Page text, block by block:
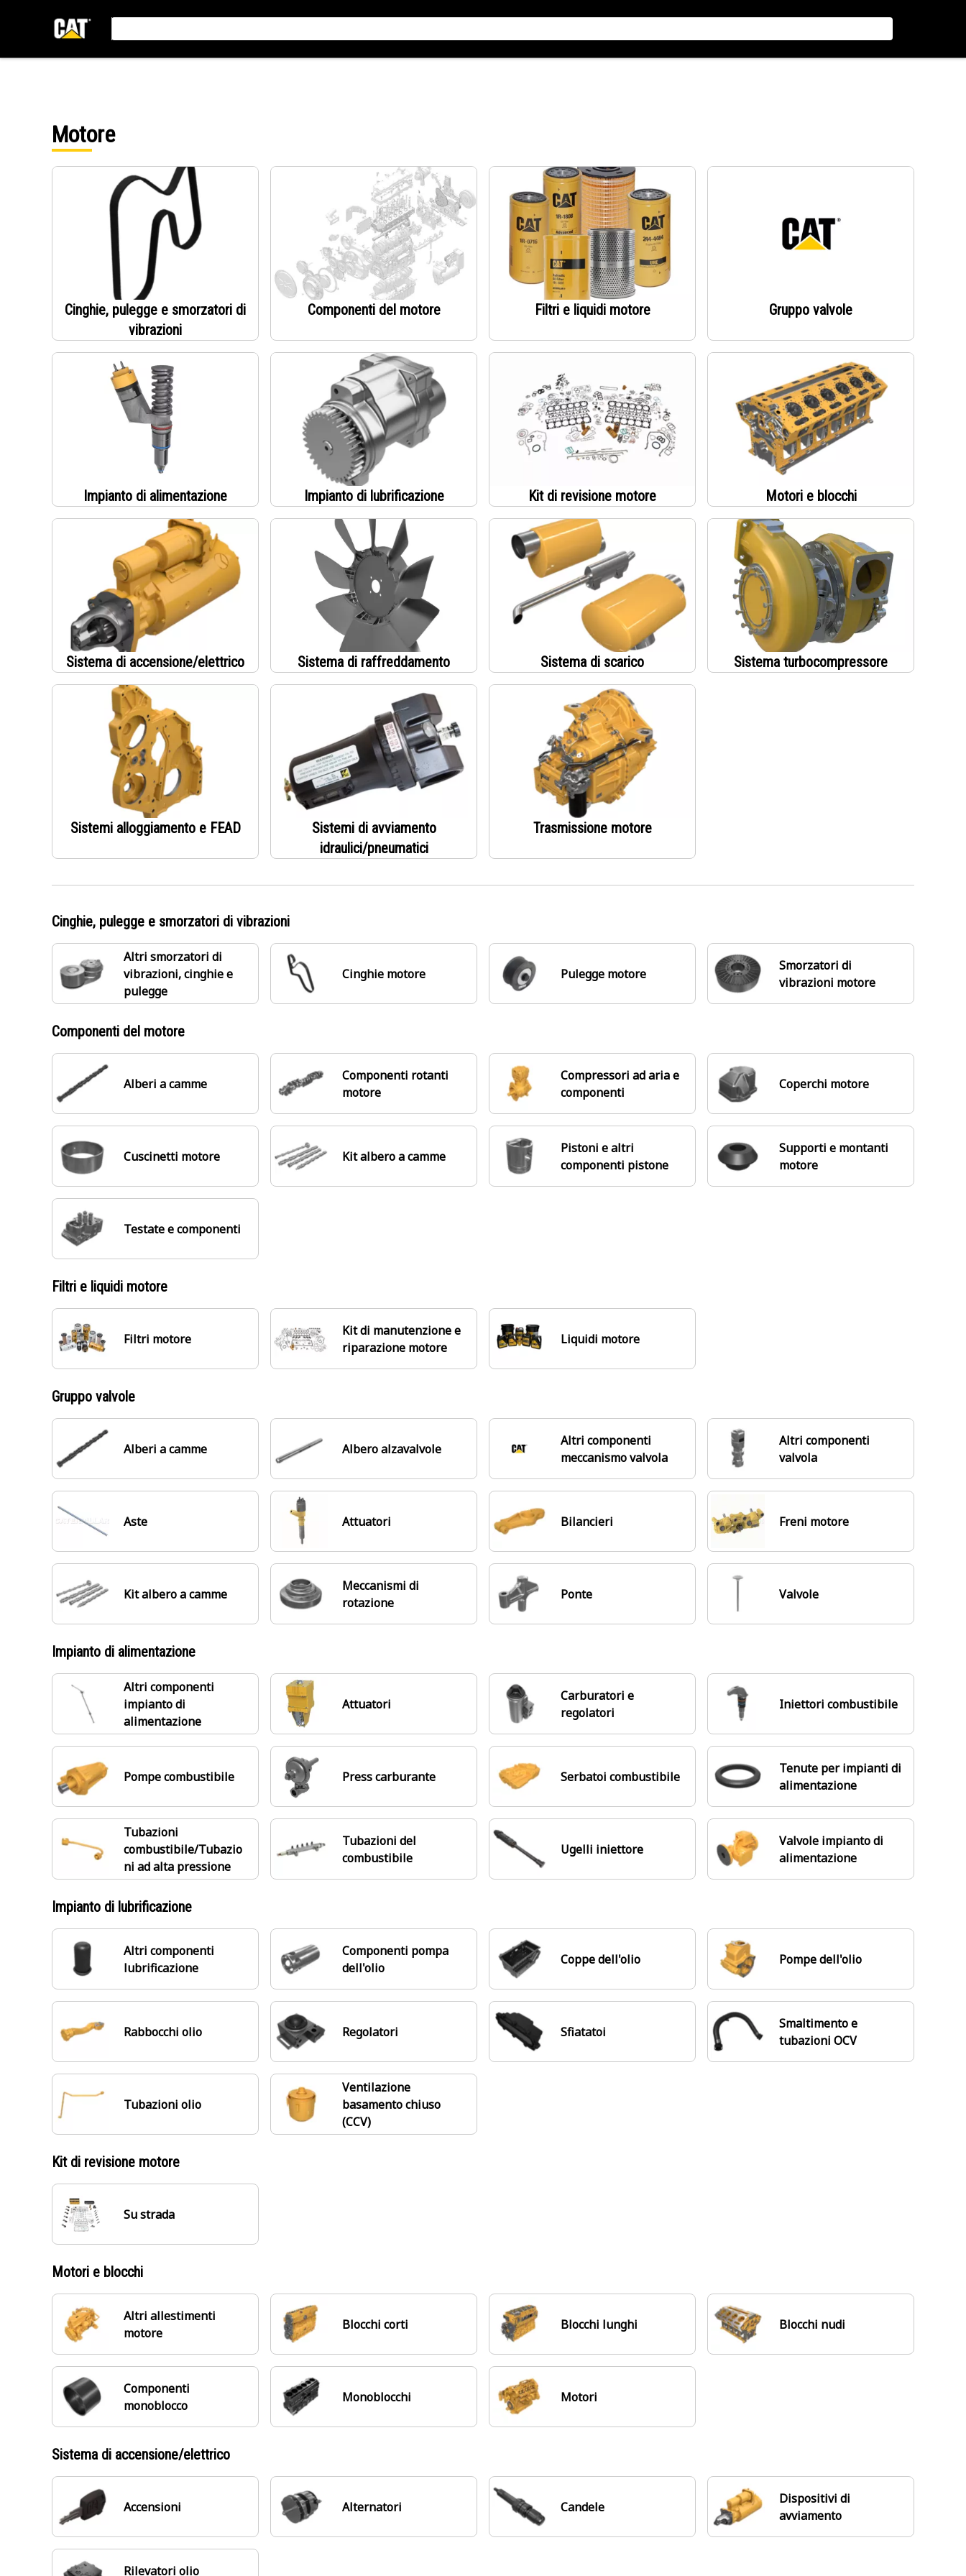
Motore
Cinghie, pulegge e smorzatori di
vibrazioni
Componenti del motore Filtri e liquidi motore Gruppo valvole
Impianto di alimentazione Impianto di lubrificazione Kit di revisione motore Motori e blocchi
Sistema di accensione/elettrico Sistema di raffreddamento Sistema di scarico Sistema turbocompressore
Sistemi alloggiamento e FEAD
Sistemi di avviamento
idraulici/pneumatici
Trasmissione motore
Cinghie, pulegge e smorzatori di vibrazioni
Altri smorzatori di
vibrazioni, cinghie e
pulegge
Cinghie motore Pulegge motore
Smorzatori di
vibrazioni motore
Componenti del motore
Alberi a camme
Componenti rotanti
motore
Compressori ad aria e
componenti
Coperchi motore
Cuscinetti motore Kit albero a camme
Pistoni e altri
componenti pistone
Supporti e montanti
motore
Testate e componenti
Filtri e liquidi motore
Filtri motore
Kit di manutenzione e
riparazione motore
Liquidi motore
Gruppo valvole
Alberi a camme Albero alzavalvole
Altri componenti
meccanismo valvola
Altri componenti
valvola
Aste Attuatori Bilancieri Freni motore
Kit albero a camme
Meccanismi di
rotazione
Ponte Valvole
Impianto di alimentazione
Altri componenti
impianto di
alimentazione
Attuatori
Carburatori e
regolatori
Iniettori combustibile
Pompe combustibile Press carburante Serbatoi combustibile
Tenute per impianti di
alimentazione
Tubazioni
combustibile/Tubazio
ni ad alta pressione
Tubazioni del
combustibile
Ugelli iniettore
Valvole impianto di
alimentazione
Impianto di lubrificazione
Altri componenti
lubrificazione
Componenti pompa
dell'olio
Coppe dell'olio Pompe dell'olio
Rabbocchi olio Regolatori Sfiatatoi
Smaltimento e
tubazioni OCV
Tubazioni olio
Ventilazione
basamento chiuso
(CCV)
Kit di revisione motore
Su strada
Motori e blocchi
Altri allestimenti
motore
Blocchi corti Blocchi lunghi Blocchi nudi
Componenti
monoblocco
Monoblocchi Motori
Sistema di accensione/elettrico
Accensioni Alternatori Candele
Dispositivi di
avviamento
Rilevatori olio